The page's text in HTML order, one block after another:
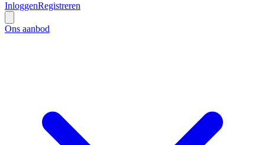
InloggenRegistreren
Ons aanbod